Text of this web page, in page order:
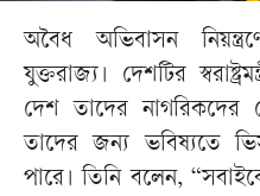
অবৈধ অভিবাসন
যুক্তরাজ্য। দেশটির
দেশ তাদের
তাদের জন্য ভবিষ্যতে
পারে। তিনি বলেন,